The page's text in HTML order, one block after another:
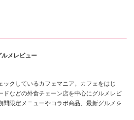
メレビュー
ックしているカフェマニア。カフェをはじ
ドなどの外食チェーン店を中心にグルメレビ
間限定メニューやコラボ商品、最新グルメを